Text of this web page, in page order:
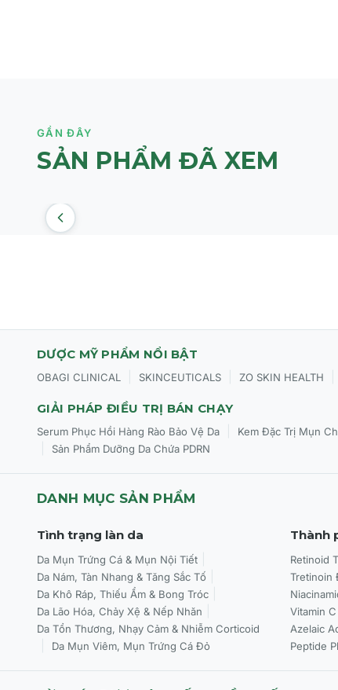
GẦN ĐÂY
SẢN PHẨM ĐÃ XEM
DƯỢC MỸ PHẨM NỔI BẬT
OBAGI CLINICAL SKINCEUTICALS ZO SKIN HEALTH
GIẢI PHÁP ĐIỀU TRỊ BÁN CHẠY
Serum Phục Hồi Hàng Rào Bảo Vệ Da Kem Đặc Trị Mụn
Sản Phẩm Dưỡng Da Chứa PDRN
DANH MỤC SẢN PHẨM
Tình trạng làn da
Da Mụn Trứng Cá & Mụn Nội Tiết
Da Nám, Tàn Nhang & Tăng Sắc Tố
Da Khô Ráp, Thiếu Ẩm & Bong Tróc
Da Lão Hóa, Chảy Xệ & Nếp Nhăn
Da Tổn Thương, Nhạy Cảm & Nhiễm Corticoid
Da Mụn Viêm, Mụn Trứng Cá Đỏ
Thành
Retinoid
Tretinoin
Vitamin
Azelaic
Peptide